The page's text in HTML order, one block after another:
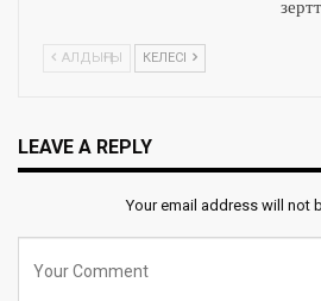
АЛДЫҢҒЫ КЕЛЕСІ
LEAVE A REPLY
Your email address will not